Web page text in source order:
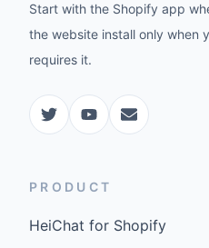
Start with the Shopify app
the website install only when
requires it.
PRODUCT
HeiChat for Shopify